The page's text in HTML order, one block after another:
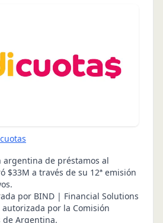
argentina de préstamos al
$33M a través de su 12ª emisión
por BIND | Financial Solutions
por la Comisión
de Argentina.